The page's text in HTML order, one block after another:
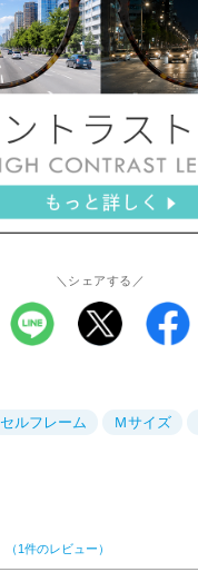
＼シェアする／
セルフレーム Ｍサイズ
（1件のレビュー）